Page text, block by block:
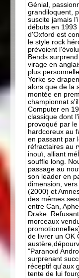
Génial,
grandiloquent,
suscite jamais
débuts en
d'Oxford est
le style rock
prévoient
Bends
virage en
plus
Yorke se
alors que de la
montée en
championnat
Computer en
classique dont
provoqué par
hardcoreux au
en passant par
réfractaires au
inouï, alliant
souffle long.
passage au
son leader en
dimension,
(2000) et
des mêmes
entre Can,
Drake.
morceaux
de livrer un OK
"Paranoid
surprenant
réceptif qu'aux
tente de lui